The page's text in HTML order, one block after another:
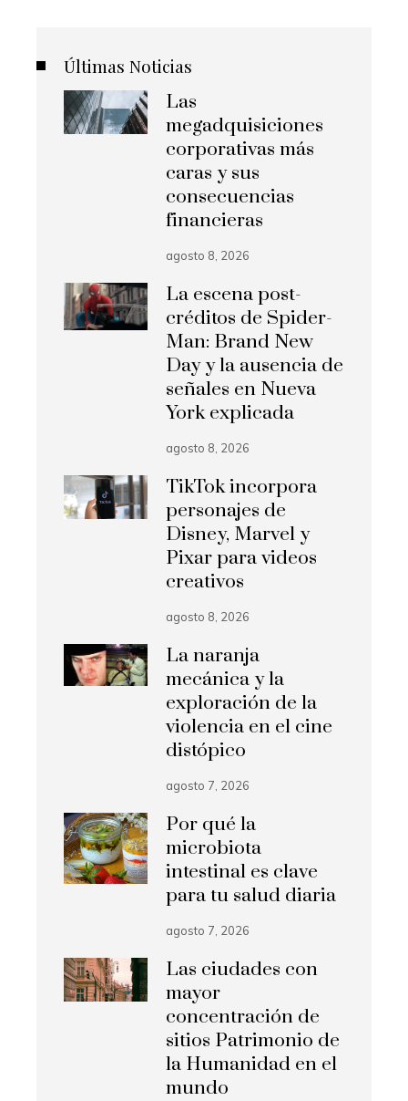
Últimas Noticias
Las
megadquisiciones
corporativas más
caras y sus
consecuencias
financieras
agosto 8, 2026
La escena post-
créditos de Spider-
Man: Brand New
Day y la ausencia de
señales en Nueva
York explicada
agosto 8, 2026
TikTok incorpora
personajes de
Disney, Marvel y
Pixar para videos
creativos
agosto 8, 2026
La naranja
mecánica y la
exploración de la
violencia en el cine
distópico
agosto 7, 2026
Por qué la
microbiota
intestinal es clave
para tu salud diaria
agosto 7, 2026
Las ciudades con
mayor
concentración de
sitios Patrimonio de
la Humanidad en el
mundo